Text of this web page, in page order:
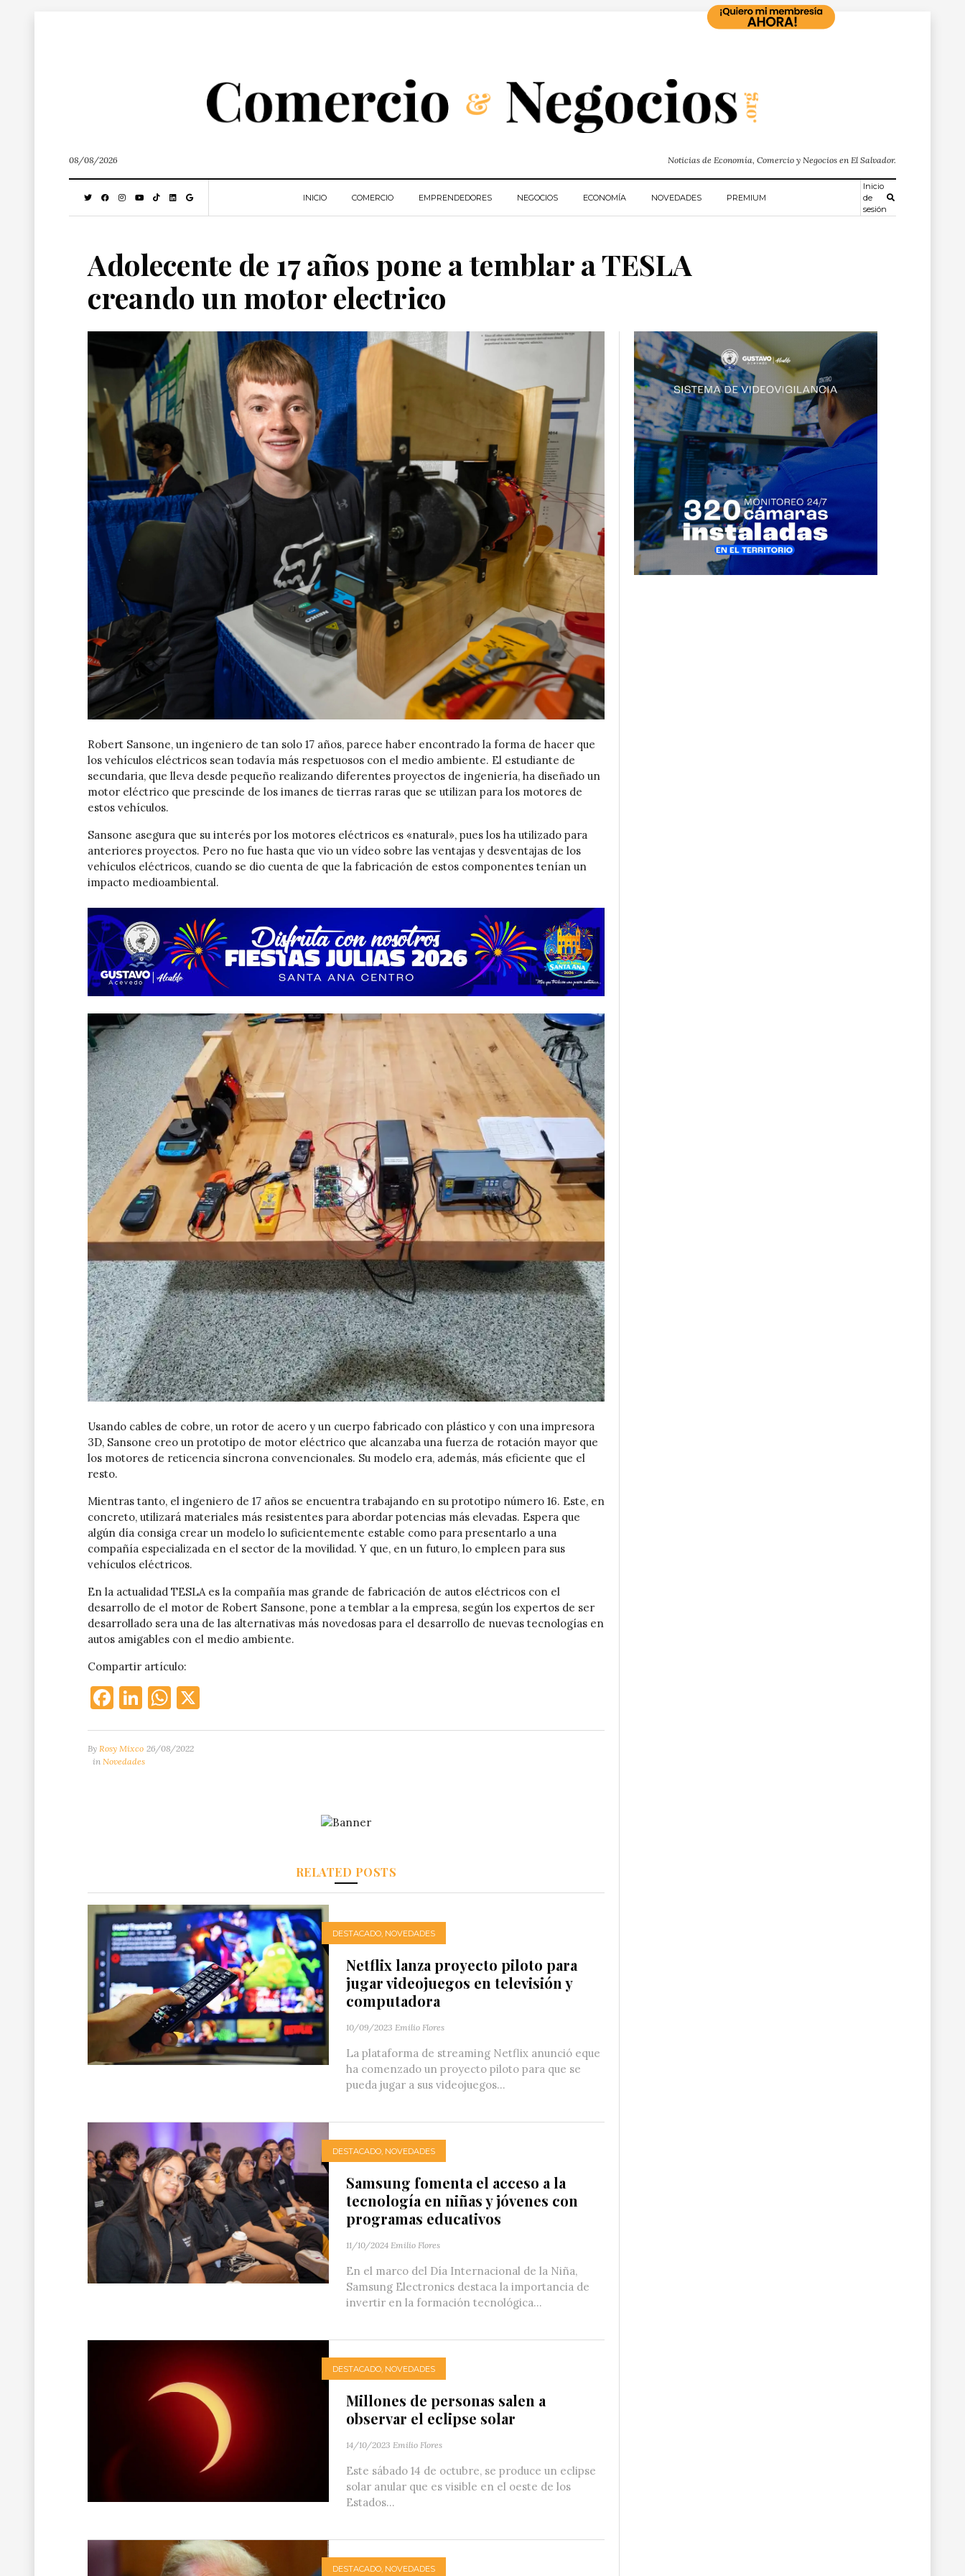
08/08/2026 Noticias de Economía, Comercio y Negocios en El Salvador.
INICIO COMERCIO EMPRENDEDORES NEGOCIOS ECONOMÍA NOVEDADES PREMIUM
Inicio
de
sesión
Adolecente de 17 años pone a temblar a TESLA
creando un motor electrico
Robert Sansone, un ingeniero de tan solo 17 años, parece haber encontrado la forma de hacer que
los vehículos eléctricos sean todavía más respetuosos con el medio ambiente. El estudiante de
secundaria, que lleva desde pequeño realizando diferentes proyectos de ingeniería, ha diseñado un
motor eléctrico que prescinde de los imanes de tierras raras que se utilizan para los motores de
estos vehículos.
Sansone asegura que su interés por los motores eléctricos es «natural», pues los ha utilizado para
anteriores proyectos. Pero no fue hasta que vio un vídeo sobre las ventajas y desventajas de los
vehículos eléctricos, cuando se dio cuenta de que la fabricación de estos componentes tenían un
impacto medioambiental.
Usando cables de cobre, un rotor de acero y un cuerpo fabricado con plástico y con una impresora
3D, Sansone creo un prototipo de motor eléctrico que alcanzaba una fuerza de rotación mayor que
los motores de reticencia síncrona convencionales. Su modelo era, además, más eficiente que el
resto.
Mientras tanto, el ingeniero de 17 años se encuentra trabajando en su prototipo número 16. Este, en
concreto, utilizará materiales más resistentes para abordar potencias más elevadas. Espera que
algún día consiga crear un modelo lo suficientemente estable como para presentarlo a una
compañía especializada en el sector de la movilidad. Y que, en un futuro, lo empleen para sus
vehículos eléctricos.
En la actualidad TESLA es la compañía mas grande de fabricación de autos eléctricos con el
desarrollo de el motor de Robert Sansone, pone a temblar a la empresa, según los expertos de ser
desarrollado sera una de las alternativas más novedosas para el desarrollo de nuevas tecnologías en
autos amigables con el medio ambiente.
Compartir artículo:
Facebook
LinkedIn
WhatsApp
By Rosy Mixco 26/08/2022
in Novedades
RELATED POSTS
DESTACADO, NOVEDADES
Netflix lanza proyecto piloto para
jugar videojuegos en televisión y
computadora
10/09/2023 Emilio Flores
La plataforma de streaming Netflix anunció eque
ha comenzado un proyecto piloto para que se
pueda jugar a sus videojuegos...
DESTACADO, NOVEDADES
Samsung fomenta el acceso a la
tecnología en niñas y jóvenes con
programas educativos
11/10/2024 Emilio Flores
En el marco del Día Internacional de la Niña,
Samsung Electronics destaca la importancia de
invertir en la formación tecnológica...
DESTACADO, NOVEDADES
Millones de personas salen a
observar el eclipse solar
14/10/2023 Emilio Flores
Este sábado 14 de octubre, se produce un eclipse
solar anular que es visible en el oeste de los
Estados...
DESTACADO, NOVEDADES